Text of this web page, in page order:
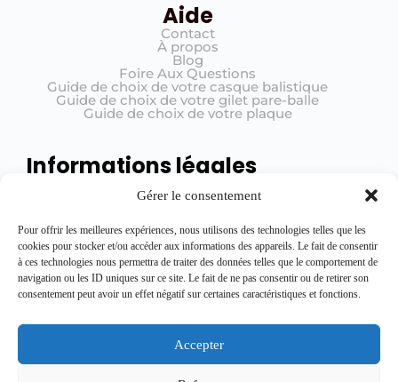
Gérer le consentement
Pour offrir les meilleures expériences, nous utilisons des technologies telles que les
cookies pour stocker et/ou accéder aux informations des appareils. Le fait de consentir
à ces technologies nous permettra de traiter des données telles que le comportement de
navigation ou les ID uniques sur ce site. Le fait de ne pas consentir ou de retirer son
consentement peut avoir un effet négatif sur certaines caractéristiques et fonctions.
Accepter
Aide
Contact
À propos
Blog
Foire Aux Questions
Guide de choix de votre casque balistique
Guide de choix de votre gilet pare-balle
Guide de choix de votre plaque
Informations légales
Conditions générales de vente (CGV)
Registre de traitement
Rejoignez l'équipe
Restez informé des dernières nouveautés, promotions exclusives et conseils
en vous inscrivant ici.